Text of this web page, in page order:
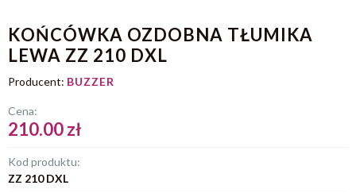
KOŃCÓWKA OZDOBNA TŁUMIKA
LEWA ZZ 210 DXL
Producent: BUZZER
Cena:
210.00 zł
Kod produktu:
ZZ 210 DXL